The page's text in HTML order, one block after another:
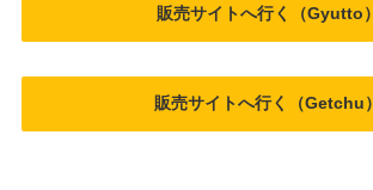
販売サイトへ行く（Gyutto）
販売サイトへ行く（Getchu）